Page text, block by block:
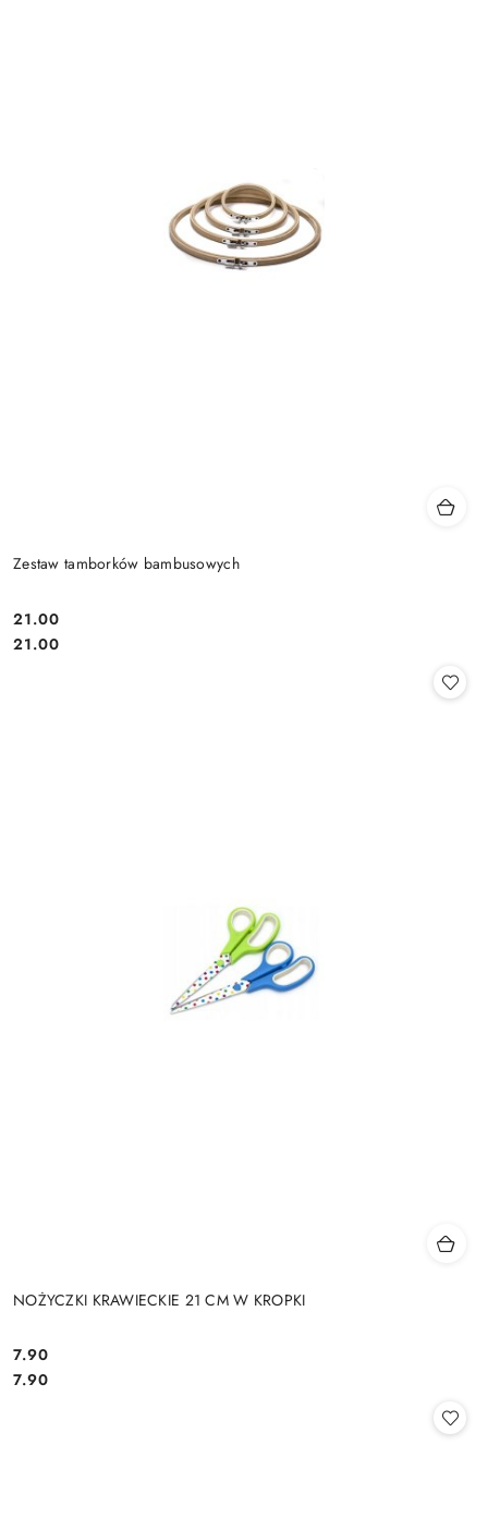
Zestaw tamborków bambusowych
Cena:
21.00
Cena:
21.00
NOŻYCZKI KRAWIECKIE 21 CM W KROPKI
Cena:
7.90
Cena:
7.90